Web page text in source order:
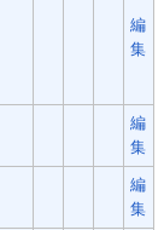
編
集
編
集
編
集